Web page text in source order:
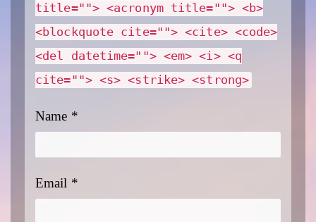
title=""> <acronym title=""> <b>
<blockquote cite=""> <cite> <code>
<del datetime=""> <em> <i> <q
cite=""> <s> <strike> <strong>
Name *
Email *